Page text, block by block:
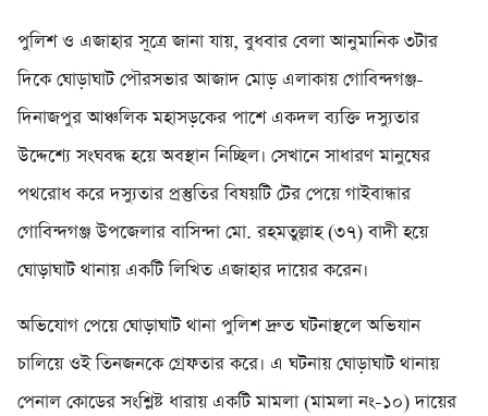
পুলিশ ও এজাহার সূত্রে জানা যায়, বুধবার বেলা আনুমানিক ৩টার
দিকে ঘোড়াঘাট পৌরসভার আজাদ মোড় এলাকায় গোবিন্দগঞ্জ-
দিনাজপুর আঞ্চলিক মহাসড়কের পাশে একদল ব্যক্তি দস্যুতার
উদ্দেশ্যে সংঘবদ্ধ হয়ে অবস্থান নিচ্ছিল। সেখানে সাধারণ মানুষের
পথরোধ করে দস্যুতার প্রস্তুতির বিষয়টি টের পেয়ে গাইবান্ধার
গোবিন্দগঞ্জ উপজেলার বাসিন্দা মো. রহমতুল্লাহ (৩৭) বাদী হয়ে
ঘোড়াঘাট থানায় একটি লিখিত এজাহার দায়ের করেন।
অভিযোগ পেয়ে ঘোড়াঘাট থানা পুলিশ দ্রুত ঘটনাস্থলে অভিযান
চালিয়ে ওই তিনজনকে গ্রেফতার করে। এ ঘটনায় ঘোড়াঘাট থানায়
পেনাল কোডের সংশ্লিষ্ট ধারায় একটি মামলা (মামলা নং-১০) দায়ের